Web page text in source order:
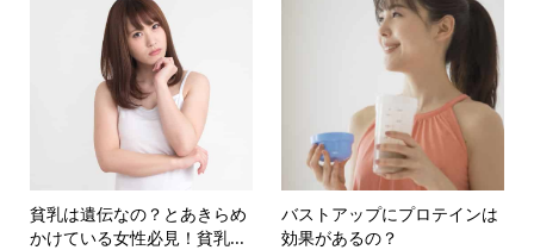
貧乳は遺伝なの？とあきらめ
かけている女性必見！貧乳...
バストアップにプロテインは
効果があるの？